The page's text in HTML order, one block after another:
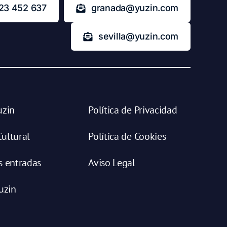
452 637 granada@yuzin.com
sevilla@yuzin.com
entradas
Política de Privacidad
Política de Cookies
Aviso Legal